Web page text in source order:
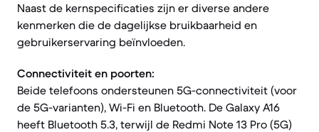
Naast de kernspecificaties zijn er diverse andere
kenmerken die de dagelijkse bruikbaarheid en
gebruikerservaring beïnvloeden.
Connectiviteit en poorten:
Beide telefoons ondersteunen 5G-connectiviteit (voor
de 5G-varianten), Wi-Fi en Bluetooth. De Galaxy A16
heeft Bluetooth 5.3, terwijl de Redmi Note 13 Pro (5G)